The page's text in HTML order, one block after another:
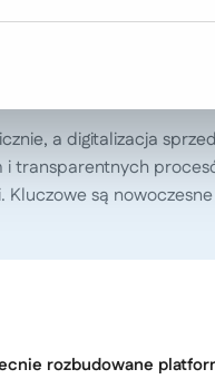
a digitalizacja
i transparentnych
Kluczowe są
rozbudowane